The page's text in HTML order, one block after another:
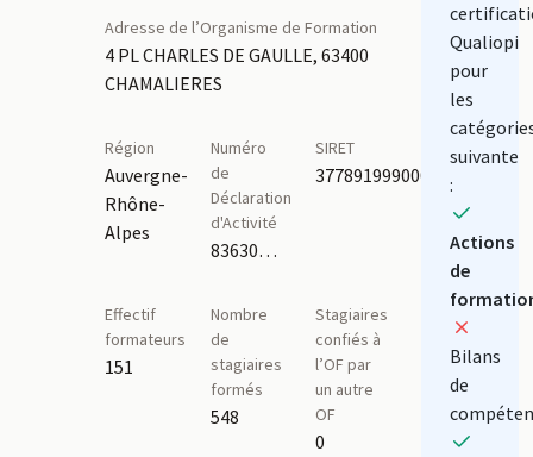
Adresse de l’Organisme de Formation
4 PL CHARLES DE GAULLE, 63400
CHAMALIERES
Région
Auvergne-
Rhône-
Alpes
Numéro
de
Déclaration
d'Activité
83630163163
SIRET
37789199900023
Effectif
formateurs
151
Nombre
de
stagiaires
formés
548
Stagiaires
confiés à
l’OF par
un autre
OF
0
Qualiopi
pour
les
suivante
:
Actions
de
Bilans
de